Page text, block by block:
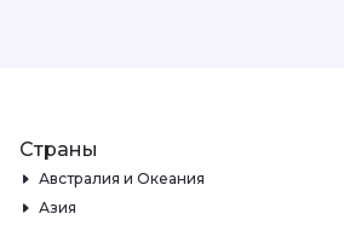
Страны
Австралия и Океания
Азия